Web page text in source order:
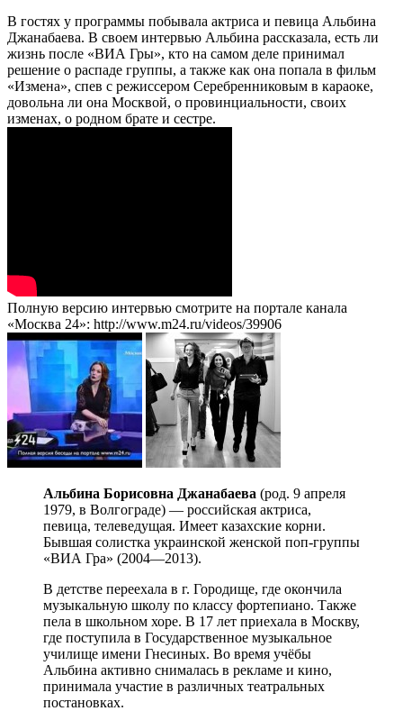
В гостях у программы побывала актриса и певица Альбина
Джанабаева. В своем интервью Альбина рассказала, есть ли
жизнь после «ВИА Гры», кто на самом деле принимал
решение о распаде группы, а также как она попала в фильм
«Измена», спев с режиссером Серебренниковым в караоке,
довольна ли она Москвой, о провинциальности, своих
изменах, о родном брате и сестре.
Полную версию интервью смотрите на портале канала
«Москва 24»: http://www.m24.ru/videos/39906
Альбина Борисовна Джанабаева (род. 9 апреля
1979, в Волгограде) — российская актриса,
певица, телеведущая. Имеет казахские корни.
Бывшая солистка украинской женской поп-группы
«ВИА Гра» (2004—2013).
В детстве переехала в г. Городище, где окончила
музыкальную школу по классу фортепиано. Также
пела в школьном хоре. В 17 лет приехала в Москву,
где поступила в Государственное музыкальное
училище имени Гнесиных. Во время учёбы
Альбина активно снималась в рекламе и кино,
принимала участие в различных театральных
постановках.